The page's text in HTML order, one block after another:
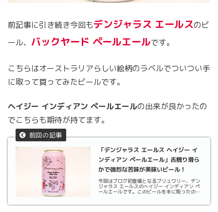
前記事に引き続き今回もデンジャラス エールスのビ
ール、 バックヤード ペールエールです。
こちらはオーストラリアらしい絵柄のラベルでついつい手
に取って買ってみたビールです。
ヘイジー インディアン ペールエールの出来が良かったの
でこちらも期待が持てます。
「デンジャラス エールス ヘイジー イ
ンディアン ペールエール」舌触り滑ら
かで強烈な苦味が美味いビール！
今回はブログ初登場となるブリュワリー、デン
ジャラス エールスのヘイジー インディアン ペ
ールエールです。このビールを手に取ったのは
を手に取ってもらうのってラベルの印象が一番